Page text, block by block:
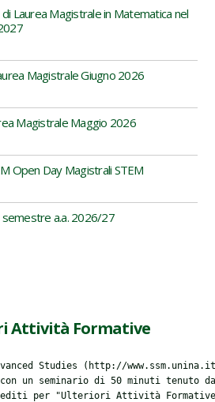
Laurea Magistrale in Matematica nel
Magistrale Giugno 2026
Magistrale Maggio 2026
Open Day Magistrali STEM
a.a. 2026/27
Attività Formative
Studies ( http://
un seminario di 50 minuti tenuto
per "Ulteriori Attività